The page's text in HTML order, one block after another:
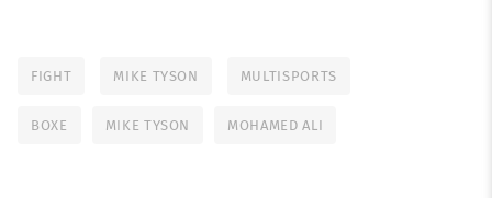
FIGHT MIKE TYSON MULTISPORTS
BOXE MIKE TYSON MOHAMED ALI